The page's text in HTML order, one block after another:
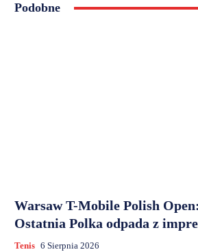
Podobne
Warsaw T-Mobile Polish Open:
Ostatnia Polka odpada z
Tenis 6 Sierpnia 2026